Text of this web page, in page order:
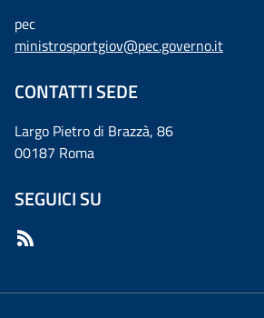
pec
ministrosportgiov@pec.governo.it
CONTATTI SEDE
Largo Pietro di Brazzà, 86
00187 Roma
SEGUICI SU